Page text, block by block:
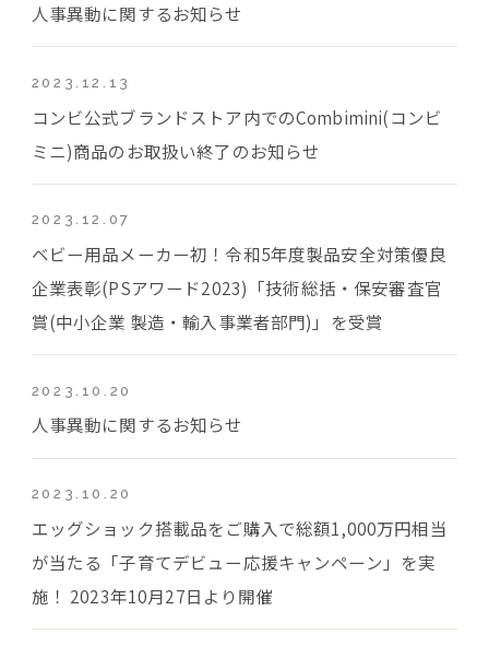
人事異動に関するお知らせ
2023.12.13
コンビ公式ブランドストア内でのCombimini(コンビ
ミニ)商品のお取扱い終了のお知らせ
2023.12.07
ベビー用品メーカー初！令和5年度製品安全対策優良
企業表彰(PSアワード2023)「技術総括・保安審査官
賞(中小企業 製造・輸入事業者部門)」を受賞
2023.10.20
人事異動に関するお知らせ
2023.10.20
エッグショック搭載品をご購入で総額1,000万円相当
が当たる「子育てデビュー応援キャンペーン」を実
施！ 2023年10月27日より開催